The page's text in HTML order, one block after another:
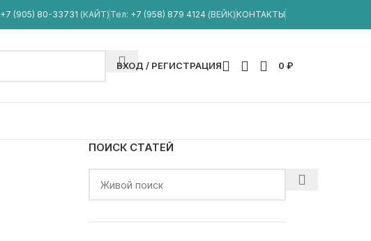
+7 (905) 80-33731 (КАЙТ) Тел: +7 (958) 879 4124 (ВЕЙК) КОНТАКТЫ
ВХОД / РЕГИСТРАЦИЯ 0 ₽
ПОИСК СТАТЕЙ